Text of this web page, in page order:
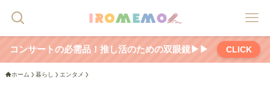
コンサートの必需品！推し活のための双眼鏡▶▶ CLICK
ホーム 暮らし エンタメ